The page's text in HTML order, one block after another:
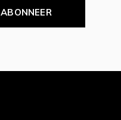
ABONNEER